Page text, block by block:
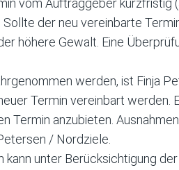
vom Auftraggeber
der neu vereinbarte
höhere Gewalt. Eine
werden, ist Finja
Termin vereinbart
Termin anzubieten.
/ Nordziele.
unter Berücksichtigung